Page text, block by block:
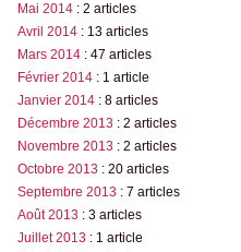
Mai 2014 : 2 articles
Avril 2014 : 13 articles
Mars 2014 : 47 articles
Février 2014 : 1 article
Janvier 2014 : 8 articles
Décembre 2013 : 2 articles
Novembre 2013 : 2 articles
Octobre 2013 : 20 articles
Septembre 2013 : 7 articles
Août 2013 : 3 articles
Juillet 2013 : 1 article